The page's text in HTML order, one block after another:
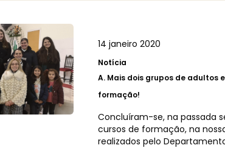
14 janeiro 2020
Notícia
A. Mais dois grupos de adultos
formação!
Concluíram-se, na passada
cursos de formação, na
realizados pelo